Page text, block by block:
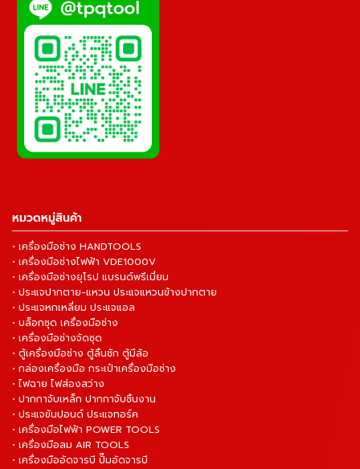
หมวดหมู่สินค้า
• เครื่องมือช่าง HANDTOOLS
• เครื่องมือช่างไฟฟ้า VDE1000V
• เครื่องมือช่างยุโรป แบรนด์พรีเมี่ยม
• ประแจปากตาย-แหวน ประแจแหวนข้างปากตาย
• ประแจหกเหลี่ยม ประแจแอล
• บล็อกชุด เครื่องมือช่าง
• เครื่องมือช่างจัดชุด
• ตู้เครื่องมือช่าง ตู้ลิ้นชัก ตู้มีล้อ
• กล่องเครื่องมือ กระเป๋าเครื่องมือช่าง
• ไฟฉาย ไฟส่องสว่าง
• ปากกาจับเหล็ก ปากกาจับชิ้นงาน
• ประแจขันปอนด์ ประแจทอร์ค
• เครื่องมือไฟฟ้า POWER TOOLS
• เครื่องมือลม AIR TOOLS
• เครื่องมืออัดจารบี ปั๊มอัดจารบี